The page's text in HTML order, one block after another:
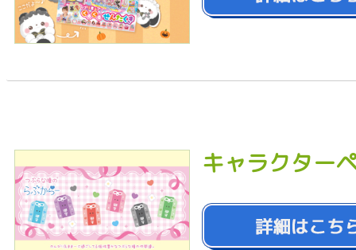
キャラクター